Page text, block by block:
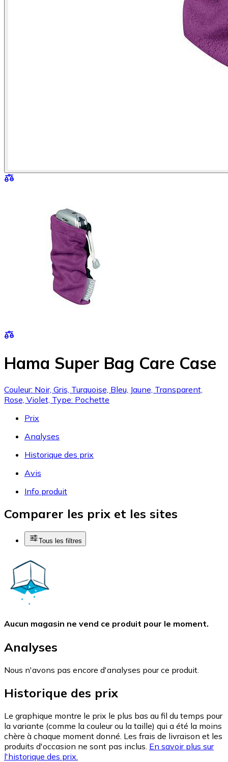
Hama Super Bag Care Case
Couleur: Noir, Gris, Turquoise, Bleu, Jaune, Transparent,
Rose, Violet, Type: Pochette
Prix
Analyses
Historique des prix
Avis
Info produit
Comparer les prix et les sites
Tous les filtres
Aucun magasin ne vend ce produit pour le moment.
Analyses
Nous n'avons pas encore d'analyses pour ce produit.
Historique des prix
Le graphique montre le prix le plus bas au fil du temps pour
la variante (comme la couleur ou la taille) qui a été la moins
chère à chaque moment donné. Les frais de livraison et les
produits d'occasion ne sont pas inclus. En savoir plus sur
l'historique des prix.